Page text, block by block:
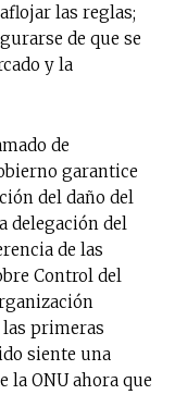
las reglas;
de que se
y la
de
garantice
del daño del
delegación del
de las
Control del
las primeras
siente una
la ONU ahora que